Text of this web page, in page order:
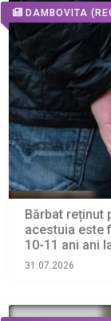
DAMBOVITA
Bărbat reținut
acestuia este
10-11 ani ani
31.07.2026